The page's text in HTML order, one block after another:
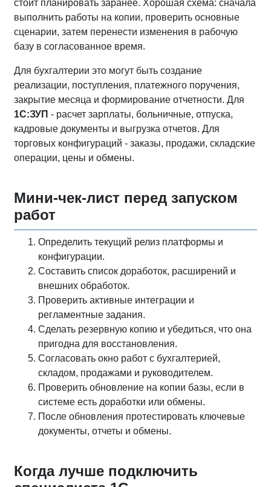
стоит планировать заранее. Хорошая схема: сначала
выполнить работы на копии, проверить основные
сценарии, затем перенести изменения в рабочую
базу в согласованное время.
Для бухгалтерии это могут быть создание
реализации, поступления, платежного поручения,
закрытие месяца и формирование отчетности. Для
1С:ЗУП - расчет зарплаты, больничные, отпуска,
кадровые документы и выгрузка отчетов. Для
торговых конфигураций - заказы, продажи, складские
операции, цены и обмены.
Мини-чек-лист перед запуском
работ
Определить текущий релиз платформы и
конфигурации.
Составить список доработок, расширений и
внешних обработок.
Проверить активные интеграции и
регламентные задания.
Сделать резервную копию и убедиться, что она
пригодна для восстановления.
Согласовать окно работ с бухгалтерией,
складом, продажами и руководителем.
Проверить обновление на копии базы, если в
системе есть доработки или обмены.
После обновления протестировать ключевые
документы, отчеты и обмены.
Когда лучше подключить